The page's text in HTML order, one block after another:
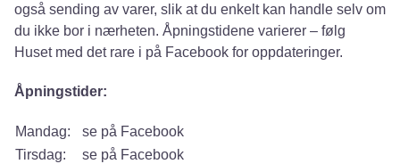
også sending av varer, slik at du enkelt kan handle selv om
du ikke bor i nærheten. Åpningstidene varierer – følg
Huset med det rare i på Facebook for oppdateringer.
Åpningstider:
Mandag:
se på Facebook
Tirsdag:
se på Facebook